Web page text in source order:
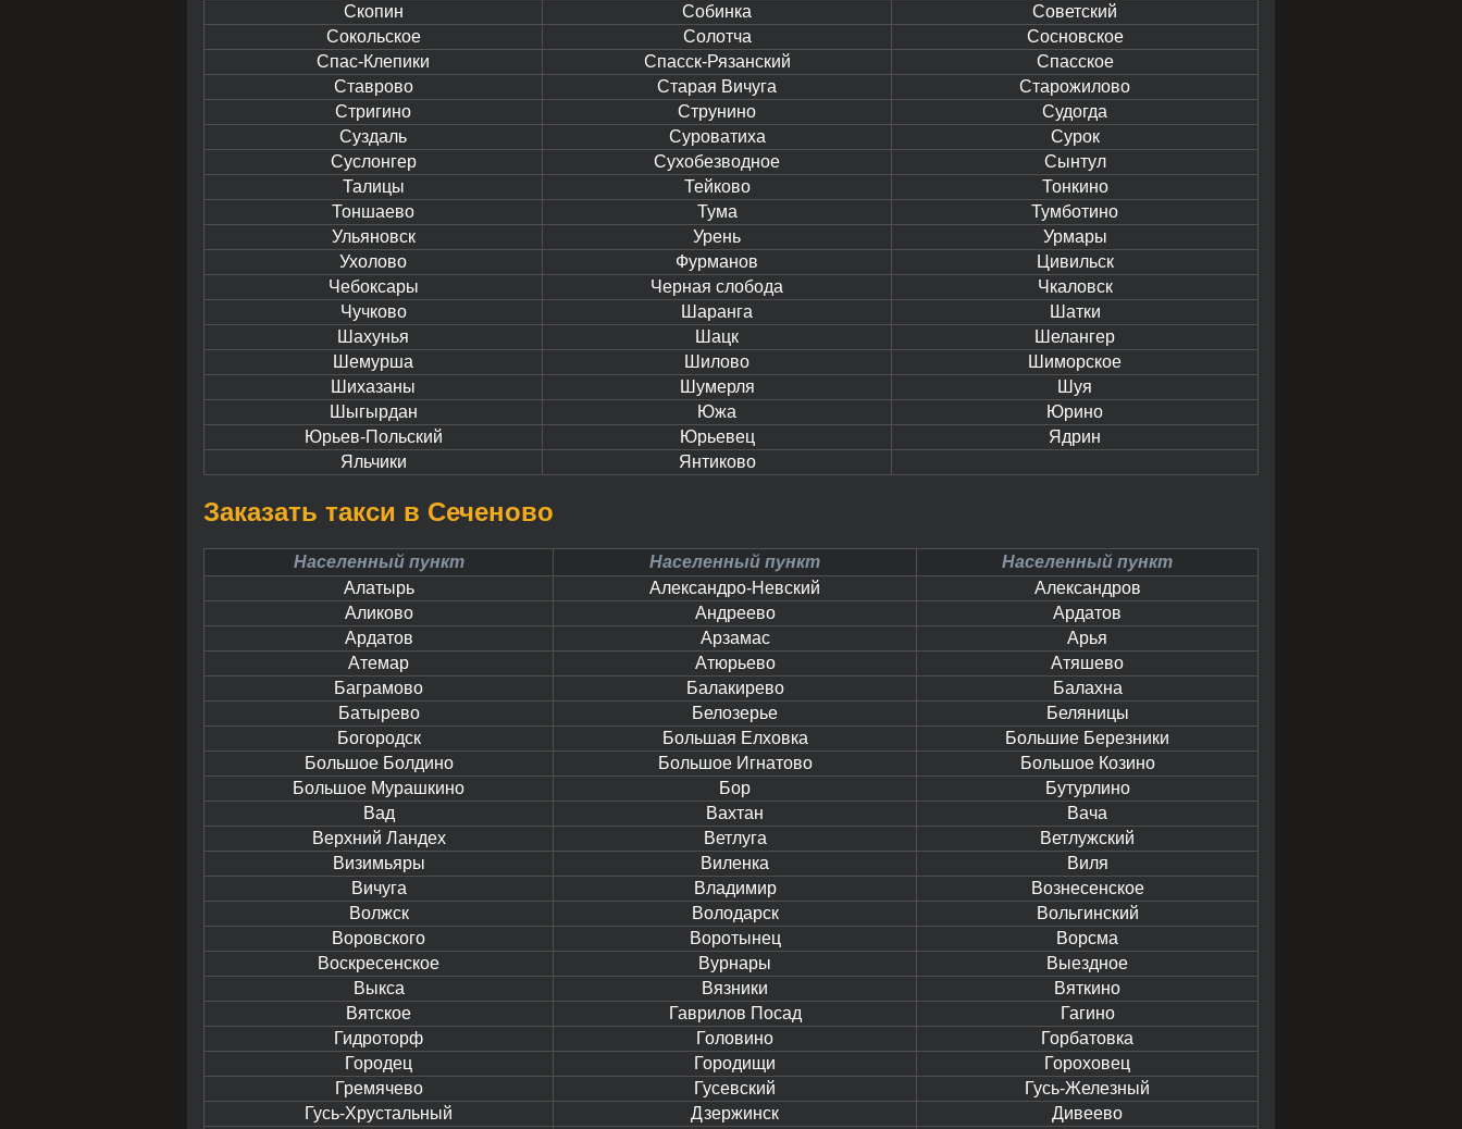
Скопин
Собинка
Советский
Сокольское
Солотча
Сосновское
Спас-Клепики
Спасск-Рязанский
Спасское
Ставрово
Старая Вичуга
Старожилово
Стригино
Струнино
Судогда
Суздаль
Суроватиха
Сурок
Суслонгер
Сухобезводное
Сынтул
Талицы
Тейково
Тонкино
Тоншаево
Тума
Тумботино
Ульяновск
Урень
Урмары
Ухолово
Фурманов
Цивильск
Чебоксары
Черная слобода
Чкаловск
Чучково
Шаранга
Шатки
Шахунья
Шацк
Шелангер
Шемурша
Шилово
Шиморское
Шихазаны
Шумерля
Шуя
Шыгырдан
Южа
Юрино
Юрьев-Польский
Юрьевец
Ядрин
Яльчики
Янтиково
Заказать такси в Сеченово
Населенный пункт Населенный пункт
Населенный пункт
Алатырь
Александро-Невский
Александров
Аликово
Андреево
Ардатов
Ардатов
Арзамас
Арья
Атемар
Атюрьево
Атяшево
Баграмово
Балакирево
Балахна
Батырево
Белозерье
Беляницы
Богородск
Большая Елховка
Большие Березники
Большое Болдино
Большое Игнатово
Большое Козино
Большое Мурашкино
Бор
Бутурлино
Вад
Вахтан
Вача
Верхний Ландех
Ветлуга
Ветлужский
Визимьяры
Виленка
Виля
Вичуга
Владимир
Вознесенское
Волжск
Володарск
Вольгинский
Воровского
Воротынец
Ворсма
Воскресенское
Вурнары
Выездное
Выкса
Вязники
Вяткино
Вятское
Гаврилов Посад
Гагино
Гидроторф
Головино
Горбатовка
Городец
Городищи
Гороховец
Гремячево
Гусевский
Гусь-Железный
Гусь-Хрустальный
Дзержинск Дивеево